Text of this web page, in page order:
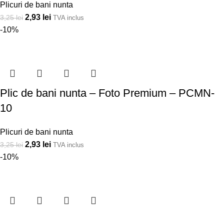
Plicuri de bani nunta
3,25lei 2,93 lei TVA inclus
-10%
Plic de bani nunta – Foto Premium – PCMN-
10
Plicuri de bani nunta
3,25lei 2,93 lei TVA inclus
-10%